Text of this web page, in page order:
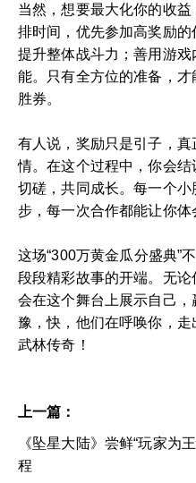
当然，想要最大化你的收
排时间，优先参加高奖励的
提升整体战斗力；善用游
能。只有全方位的准备，
胜券。
有人说，奖励只是引子，
情。在这个过程中，你会
切磋，共同成长。每一个
步，每一次合作都能让你体
这场“300万黄金瓜分盛典”
段段精彩故事的开端。无
会在这个舞台上展示自己
豫，快，他们在呼唤你，
武林传奇！
上一篇：
《坠星大陆》尝鲜“玩家为
程